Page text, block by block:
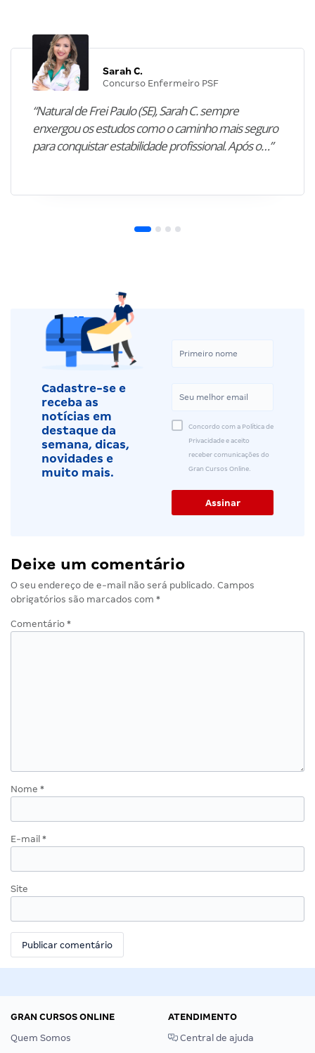
Sarah C.
Concurso Enfermeiro PSF
“Natural de Frei Paulo (SE), Sarah C. sempre
enxergou os estudos como o caminho mais seguro
para conquistar estabilidade profissional. Após o…”
Cadastre-se e
receba as
notícias em
destaque da
semana, dicas,
novidades e
muito mais.
Concordo com a Política de
Privacidade e aceito
receber comunicações do
Gran Cursos Online.
Deixe um comentário
O seu endereço de e-mail não será publicado. Campos
obrigatórios são marcados com *
Comentário *
Nome *
E-mail *
Site
GRAN CURSOS ONLINE
Quem Somos
ATENDIMENTO
Central de ajuda